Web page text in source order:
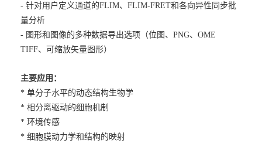
- 针对用户定义通道的FLIM、FLIM-FRET和各向异性同步批
量分析
- 图形和图像的多种数据导出选项（位图、PNG、OME
TIFF、可缩放矢量图形）
主要应用：
* 单分子水平的动态结构生物学
* 相分离驱动的细胞机制
* 环境传感
* 细胞膜动力学和结构的映射